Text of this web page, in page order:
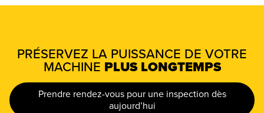
PRÉSERVEZ LA PUISSANCE DE VOTRE
MACHINE PLUS LONGTEMPS
Prendre rendez-vous pour une inspection dès
aujourd’hui